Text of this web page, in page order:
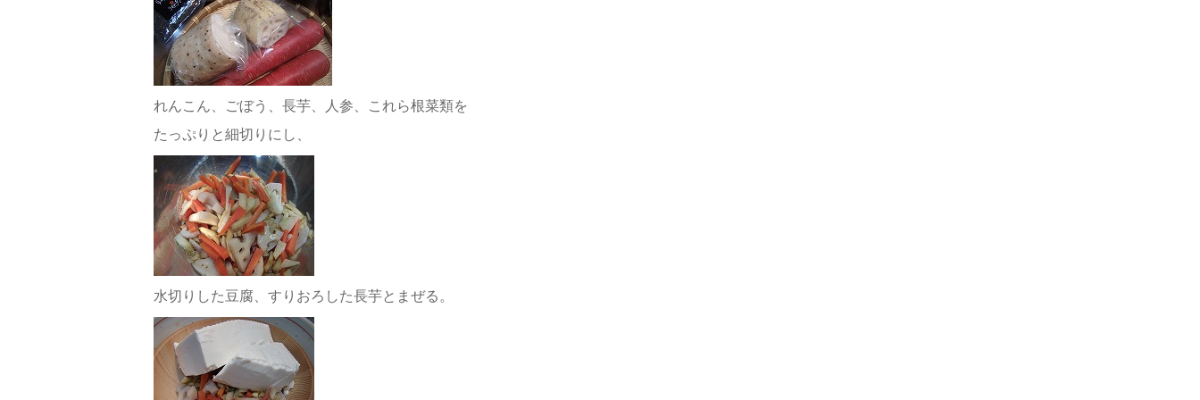
れんこん、ごぼう、長芋、人参、これら根菜類を
たっぷりと細切りにし、
水切りした豆腐、すりおろした長芋とまぜる。